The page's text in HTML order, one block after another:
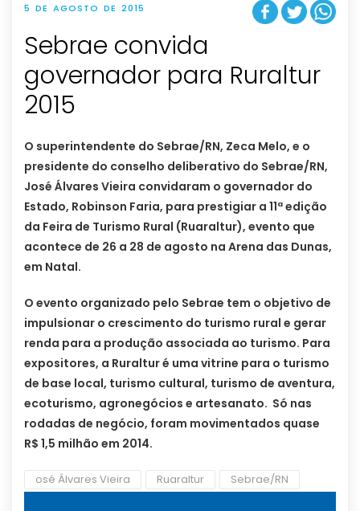
5 DE AGOSTO DE 2015
Sebrae convida
governador para Ruraltur
2015
O superintendente do Sebrae/RN, Zeca Melo, e o
presidente do conselho deliberativo do Sebrae/RN,
José Álvares Vieira convidaram o governador do
Estado, Robinson Faria, para prestigiar a 11ª edição
da Feira de Turismo Rural (Ruaraltur), evento que
acontece de 26 a 28 de agosto na Arena das Dunas,
em Natal.
O evento organizado pelo Sebrae tem o objetivo de
impulsionar o crescimento do turismo rural e gerar
renda para a produção associada ao turismo. Para
expositores, a Ruraltur é uma vitrine para o turismo
de base local, turismo cultural, turismo de aventura,
ecoturismo, agronegócios e artesanato. Só nas
rodadas de negócio, foram movimentados quase
R$ 1,5 milhão em 2014.
osé Álvares Vieira Ruaraltur Sebrae/RN